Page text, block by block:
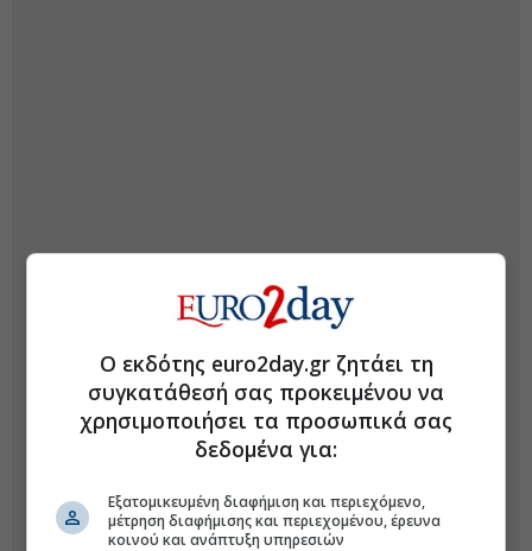
Ο εκδότης euro2day.gr ζητάει τη
συγκατάθεσή σας προκειμένου να
χρησιμοποιήσει τα προσωπικά σας
δεδομένα για:
Εξατομικευμένη διαφήμιση και περιεχόμενο,
μέτρηση διαφήμισης και περιεχομένου, έρευνα
κοινού και ανάπτυξη υπηρεσιών